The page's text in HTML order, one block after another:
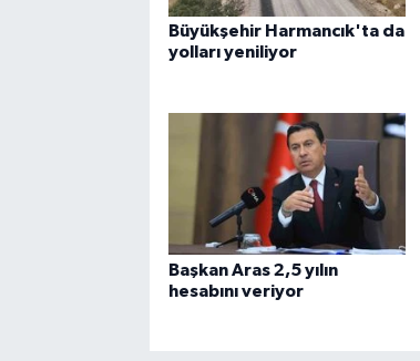
Büyükşehir Harmancık'ta da
yolları yeniliyor
Başkan Aras 2,5 yılın
hesabını veriyor